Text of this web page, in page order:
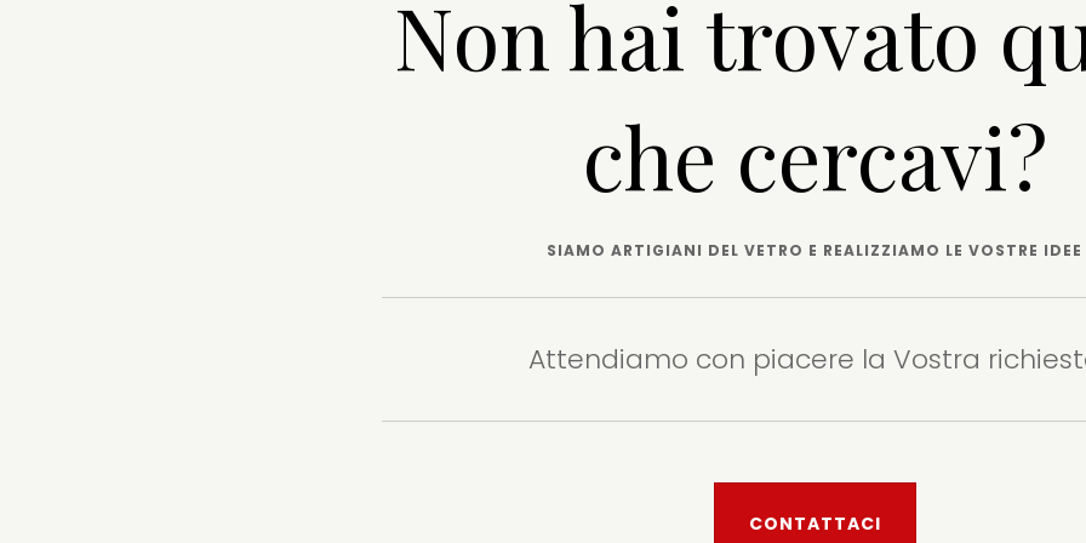
Non hai trovato
che cercavi?
SIAMO ARTIGIANI DEL VETRO E REALIZZIAMO LE VOSTRE IDEE
Attendiamo con piacere la Vostra
CONTATTACI